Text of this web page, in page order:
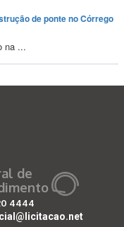
de ponte no Córrego
na ...
de
4444